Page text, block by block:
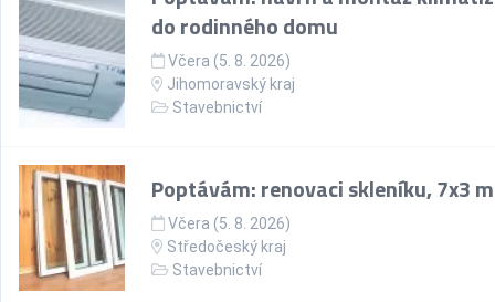
do rodinného domu
Včera (5. 8. 2026)
Jihomoravský kraj
Stavebnictví
Poptávám: renovaci skleníku, 7x3 m
Včera (5. 8. 2026)
Středočeský kraj
Stavebnictví